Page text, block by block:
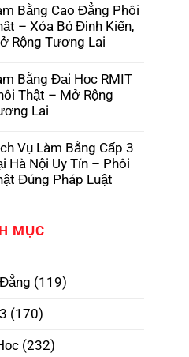
Bằng Cao Đẳng Phôi
– Xóa Bỏ Định Kiến,
Rộng Tương Lai
Bằng Đại Học RMIT
Thật – Mở Rộng
Lai
Vụ Làm Bằng Cấp 3
Hà Nội Uy Tín – Phôi
Đúng Pháp Luật
MỤC
(119)
(170)
(232)